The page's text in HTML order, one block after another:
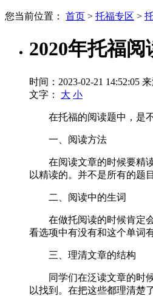
您当前位置： 首页 > 托福专区 >
2020年托福
时间：2023-02-21 14:52:05
文字：
大 小
在托福的阅读题中，是不
一、阅读方法
在阅读文章的时候要精读
以精读的。并不是所有的题
二、阅读中的生词
在做托阅读的时候肯定会
看选项中有没有和这个单词
三、理清文章的结构
同学们在泛读文章的时候
以找到。在把这些都理清楚